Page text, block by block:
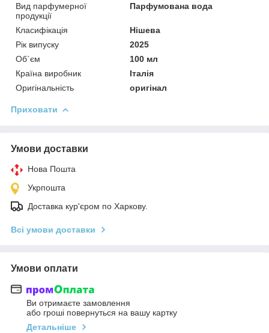
Вид парфумерної
продукції
Парфумована вода
Класифікація
Нішева
Рік випуску
2025
Об`єм
100 мл
Країна виробник
Італія
Оригінальність
оригінал
Приховати
Умови доставки
Нова Пошта
Укрпошта
Доставка кур'єром по Харкову.
Всі умови доставки
Умови оплати
Ви отримаєте замовлення
або гроші повернуться на вашу картку
Детальніше